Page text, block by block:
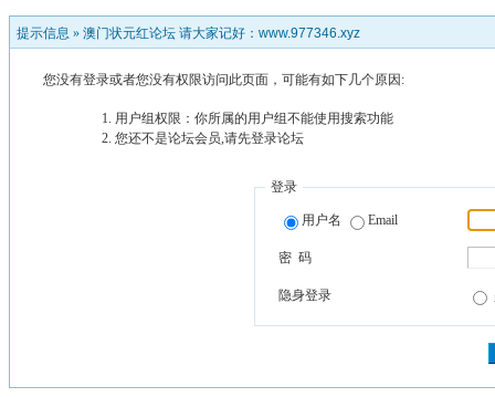
提示信息 » 澳门状元红论坛 请大家记好：www.977346.xyz
您没有登录或者您没有权限访问此页面，可能有如下几个原因:
用户组权限：你所属的用户组不能使用搜索功能
您还不是论坛会员,请先登录论坛
登录
用户名 Email
密 码
隐身登录